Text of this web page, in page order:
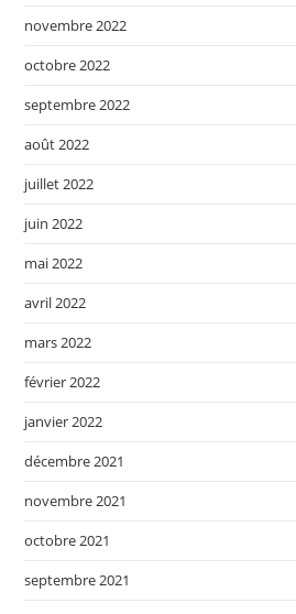
novembre 2022
octobre 2022
septembre 2022
août 2022
juillet 2022
juin 2022
mai 2022
avril 2022
mars 2022
février 2022
janvier 2022
décembre 2021
novembre 2021
octobre 2021
septembre 2021